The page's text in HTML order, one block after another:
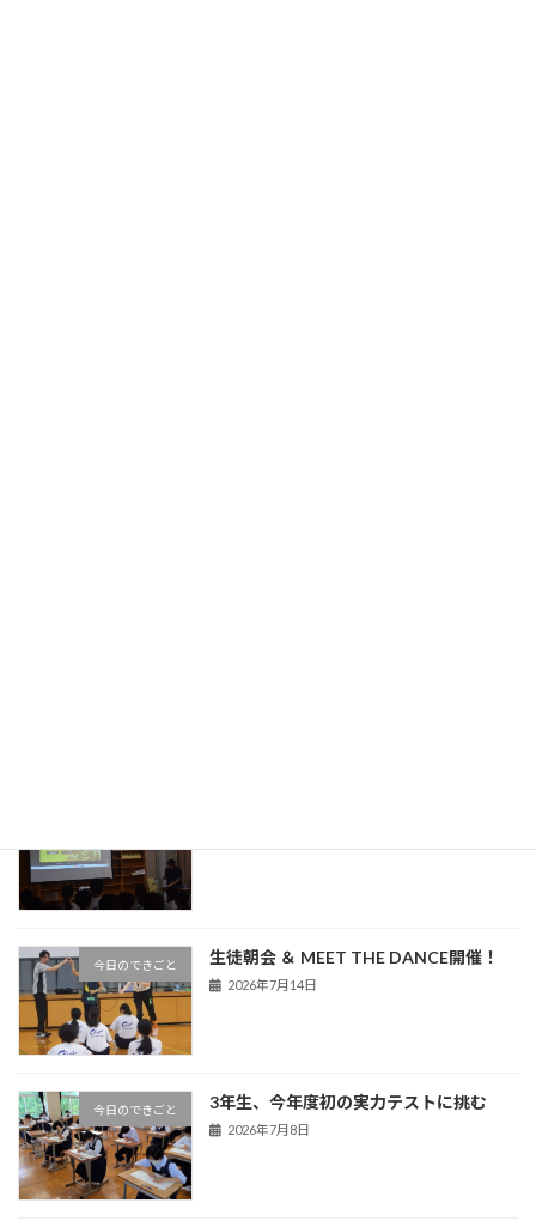
今日のできごと 生徒朝会 ＆ MEET THE DANCE開催！
2026年7月14日
今日のできごと 3年生、今年度初の実力テストに挑む
2026年7月8日